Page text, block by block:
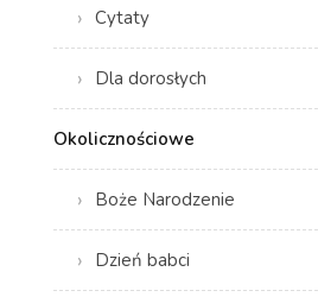
Cytaty
Dla dorosłych
Okolicznościowe
Boże Narodzenie
Dzień babci